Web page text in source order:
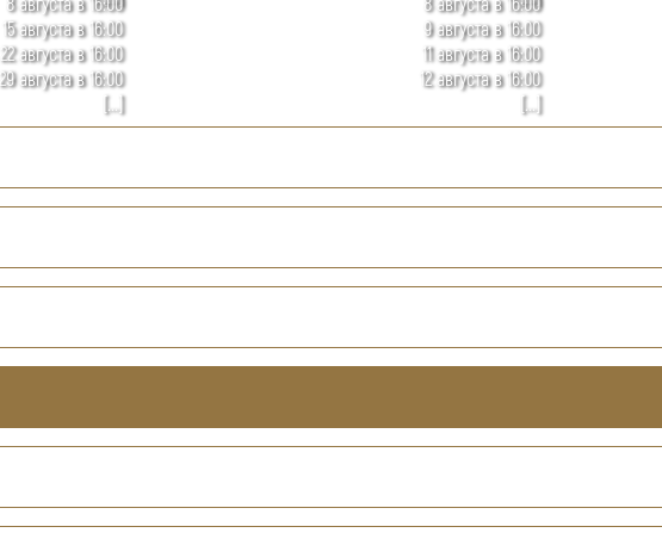
15 августа в 16:00
22 августа в 16:00
29 августа в 16:00
[...]
9 августа в 16:00
11 августа в 16:00
12 августа в 16:00
[...]